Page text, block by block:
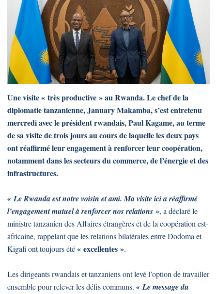
Une visite « très productive » au Rwanda. Le chef de la
diplomatie tanzanienne, January Makamba, s’est entretenu
mercredi avec le président rwandais, Paul Kagame, au terme
de sa visite de trois jours au cours de laquelle les deux pays
ont réaffirmé leur engagement à renforcer leur coopération,
notamment dans les secteurs du commerce, de l’énergie et des
infrastructures.
« Le Rwanda est notre voisin et ami. Ma visite ici a réaffirmé
l’engagement mutuel à renforcer nos relations », a déclaré le
ministre tanzanien des Affaires étrangères et de la coopération est-
africaine, rappelant que les relations bilatérales entre Dodoma et
Kigali ont toujours été« excellentes ».
Les dirigeants rwandais et tanzaniens ont levé l’option de travailler
ensemble pour relever les défis communs. « Le message du